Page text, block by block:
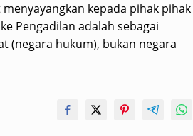
kepada pihak pihak
Pengadilan adalah sebagai
(negara hukum), bukan negara